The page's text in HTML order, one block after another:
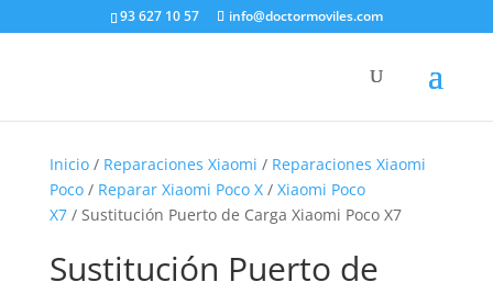
93 627 10 57 info@doctormoviles.com
Inicio/ Reparaciones Xiaomi / Reparaciones Xiaomi
Poco/ Reparar Xiaomi Poco X/ Xiaomi Poco
X7/ Sustitución Puerto de Carga Xiaomi Poco X7
Sustitución Puerto de